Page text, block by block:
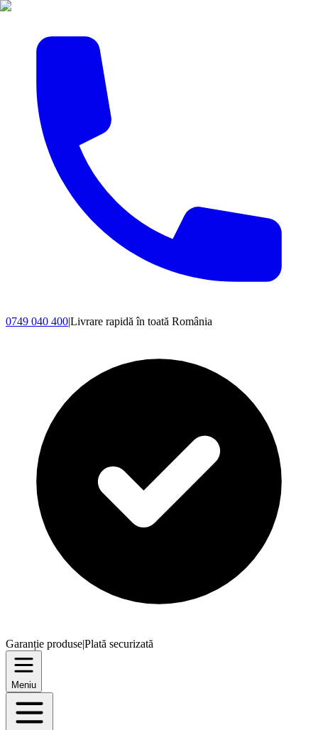
0749 040 400|Livrare rapidă în toată România
Garanție produse|Plată securizată
Meniu